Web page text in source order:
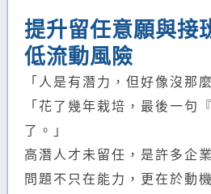
提升留任意願與接
低流動風險
「人是有潛力，但好像沒那
「花了幾年栽培，最後一句
了。」
高潛人才未留任，是許多企
問題不只在能力，更在於動